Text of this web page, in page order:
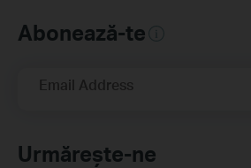
Abonează-te
Email Address
Urmărește-ne